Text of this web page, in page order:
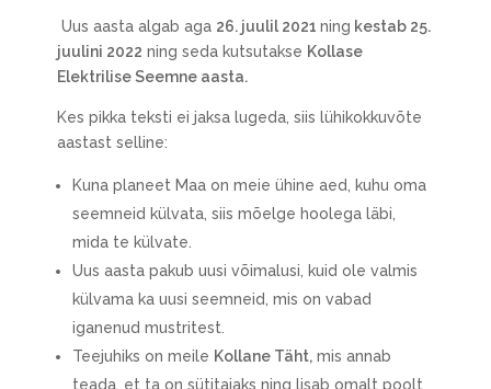
Uus aasta algab aga 26. juulil 2021 ning kestab 25.
juulini 2022 ning seda kutsutakse Kollase
Elektrilise Seemne aasta.
Kes pikka teksti ei jaksa lugeda, siis lühikokkuvõte
aastast selline:
Kuna planeet Maa on meie ühine aed, kuhu oma
seemneid külvata, siis mõelge hoolega läbi,
mida te külvate.
Uus aasta pakub uusi võimalusi, kuid ole valmis
külvama ka uusi seemneid, mis on vabad
iganenud mustritest.
Teejuhiks on meile Kollane Täht,mis annab
teada, et ta on sütitajaks ning lisab omalt poolt